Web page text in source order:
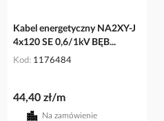
Kabel energetyczny NA2XY-J
4x120 SE 0,6/1kV BĘB...
Kod 1176484
44,40 zł/m
Na zamówienie